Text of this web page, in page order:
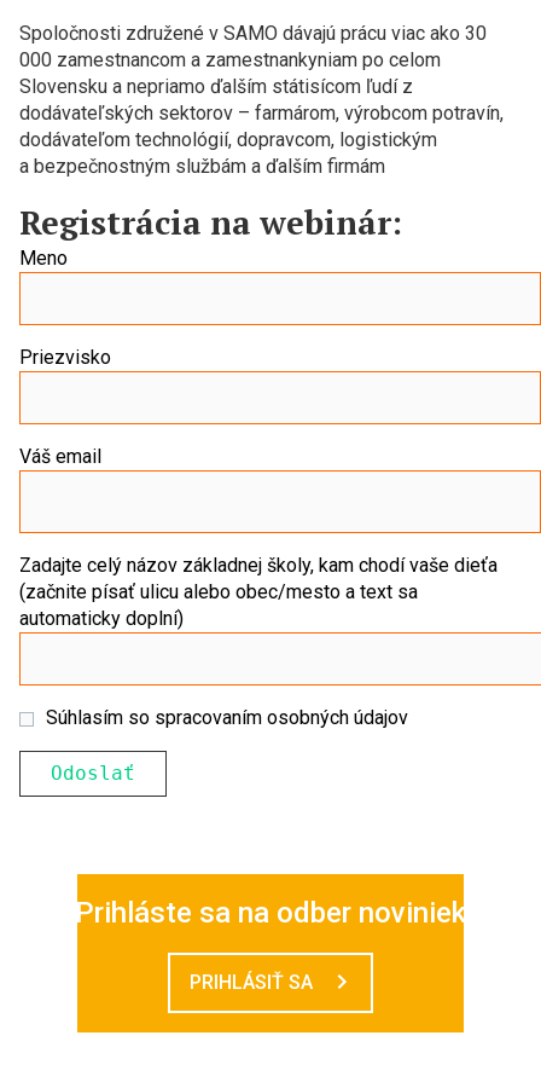
Spoločnosti združené v SAMO dávajú prácu viac ako 30
000 zamestnancom a zamestnankyniam po celom
Slovensku a nepriamo ďalším státisícom ľudí z
dodávateľských sektorov – farmárom, výrobcom potravín,
dodávateľom technológií, dopravcom, logistickým
a bezpečnostným službám a ďalším firmám
Registrácia na webinár:
Meno
Priezvisko
Váš email
Zadajte celý názov základnej školy, kam chodí vaše dieťa
(začnite písať ulicu alebo obec/mesto a text sa
automaticky doplní)
Súhlasím so spracovaním osobných údajov
Prihláste sa na odber noviniek
PRIHLÁSIŤ SA